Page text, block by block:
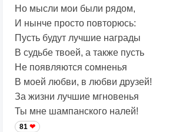
Но мысли мои были рядом,
И нынче просто повторюсь:
Пусть будут лучшие награды
В судьбе твоей, а также пусть
Не появляются сомненья
В моей любви, в любви друзей!
За жизни лучшие мгновенья
Ты мне шампанского налей!
81